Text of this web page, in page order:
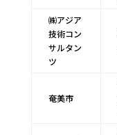
㈱アジア
技術コン
サルタン
ツ
奄美市